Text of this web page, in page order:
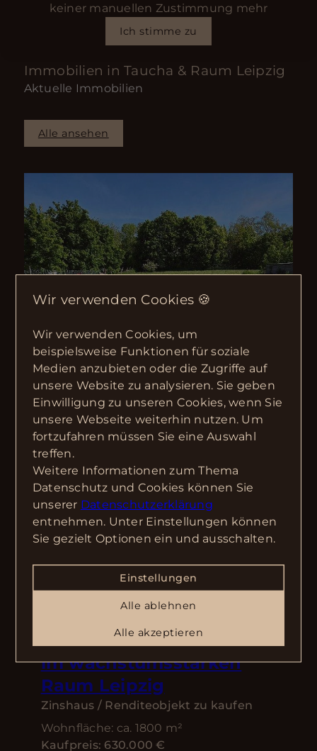
keiner manuellen Zustimmung mehr
Ich stimme zu
Immobilien in Taucha & Raum Leipzig
Aktuelle Immobilien
Alle ansehen
NEU
04435 Schkeuditz
Wohnbaugrundstück mit
positiver Bauvoranfrage
im wachstumsstarken
Raum Leipzig
Zinshaus / Renditeobjekt zu kaufen
Wohnfläche: ca. 1800 m²
Kaufpreis: 630.000 €
Wir verwenden Cookies 🍪
Wir verwenden Cookies, um
beispielsweise Funktionen für soziale
Medien anzubieten oder die Zugriffe auf
unsere Website zu analysieren. Sie geben
Einwilligung zu unseren Cookies, wenn Sie
unsere Webseite weiterhin nutzen. Um
fortzufahren müssen Sie eine Auswahl
treffen.
Weitere Informationen zum Thema
Datenschutz und Cookies können Sie
unserer Datenschutzerklärung
entnehmen. Unter Einstellungen können
Sie gezielt Optionen ein und ausschalten.
Einstellungen
Alle ablehnen
Alle akzeptieren